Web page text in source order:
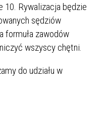
10. Rywalizacja będzie
sędziów
formuła zawodów
wszyscy chętni.
do udziału w